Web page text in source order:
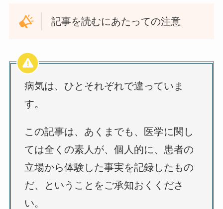
記事を読むにあたっての注意
病気は、ひとそれぞれで違っていま
す。
この記事は、あくまでも、医学に関し
ては全くの素人が、個人的に、患者の
立場から体験した事実を記録したもの
だ、ということをご承知おくくださ
い。